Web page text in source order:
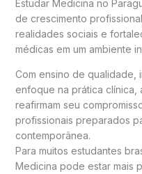
Estudar Medicina no
de crescimento
realidades sociais e
médicas em um ambiente
Com ensino de qualidade,
enfoque na prática clínica,
reafirmam seu
profissionais preparados
contemporânea.
Para muitos estudantes
Medicina pode estar mais